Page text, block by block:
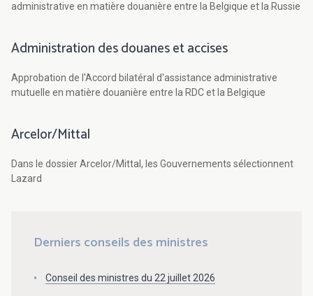
administrative en matière douanière entre la Belgique et la Russie
Administration des douanes et accises
Approbation de l'Accord bilatéral d'assistance administrative
mutuelle en matière douanière entre la RDC et la Belgique
Arcelor/Mittal
Dans le dossier Arcelor/Mittal, les Gouvernements sélectionnent
Lazard
Derniers conseils des ministres
Conseil des ministres du 22 juillet 2026